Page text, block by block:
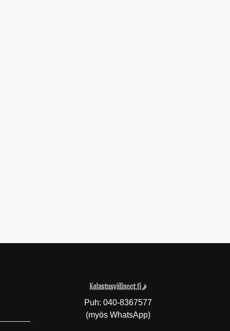
Puh: 040-8367577
(myös WhatsApp)